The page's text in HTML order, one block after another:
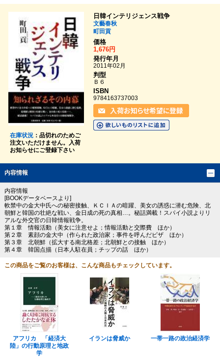
在庫状況：品切れのためご
注文いただけません。入荷
お知らせにご登録下さい
日韓インテリジェンス戦争
文藝春秋
町田貢
価格
1,676円
発行年月
2011年02月
判型
Ｂ６
ISBN
9784163737003
内容情報
内容情報
[BOOKデータベースより]
軟禁中の金大中氏への秘密接触、ＫＣＩＡの暗躍、美女の誘惑に潜む危険、北
朝鮮と韓国の壮絶な戦い、金日成の死の真相…。秘話満載！スパイ小説よりリ
アルな外交官の日韓情報戦争。
第１章 情報活動（美女に注意せよ；情報活動と交際費 ほか）
第２章 素顔の金大中（作られた政治家；事件を呼んだビザ ほか）
第３章 北朝鮮（拡大する南北格差；北朝鮮との接触 ほか）
第４章 韓国点描（日本人駐在員；チップの話 ほか）
この商品をご覧のお客様は、こんな商品もチェックしています。
アフリカ 「経済大
陸」の行動原理と地政
学
イランは脅威か 一帯一路の政治経済学